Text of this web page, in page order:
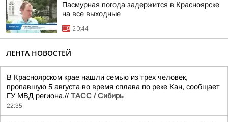
Пасмурная погода задержится в Красноярске
на все выходные
20:44
ЛЕНТА НОВОСТЕЙ
В Красноярском крае нашли семью из трех человек,
пропавшую 5 августа во время сплава по реке Кан, сообщает
ГУ МВД региона.// ТАСС / Сибирь
22:35